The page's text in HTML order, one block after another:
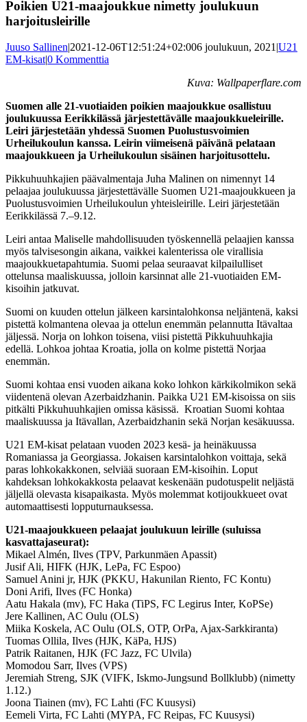
Poikien U21-maajoukkue nimetty joulukuun
harjoitusleirille
Juuso Sallinen|2021-12-06T12:51:24+02:006 joulukuun, 2021|U21
EM-kisat|0 Kommenttia
Kuva: Wallpaperflare.com
Suomen alle 21-vuotiaiden poikien maajoukkue osallistuu
joulukuussa Eerikkilässä järjestettävälle maajoukkueleirille.
Leiri järjestetään yhdessä Suomen Puolustusvoimien
Urheilukoulun kanssa. Leirin viimeisenä päivänä pelataan
maajoukkueen ja Urheilukoulun sisäinen harjoitusottelu.
Pikkuhuuhkajien päävalmentaja Juha Malinen on nimennyt 14
pelaajaa joulukuussa järjestettävälle Suomen U21-maajoukkueen ja
Puolustusvoimien Urheilukoulun yhteisleirille. Leiri järjestetään
Eerikkilässä 7.–9.12.
Leiri antaa Maliselle mahdollisuuden työskennellä pelaajien kanssa
myös talvisesongin aikana, vaikkei kalenterissa ole virallisia
maajoukkuetapahtumia. Suomi pelaa seuraavat kilpailulliset
ottelunsa maaliskuussa, jolloin karsinnat alle 21-vuotiaiden EM-
kisoihin jatkuvat.
Suomi on kuuden ottelun jälkeen karsintalohkonsa neljäntenä, kaksi
pistettä kolmantena olevaa ja ottelun enemmän pelannutta Itävaltaa
jäljessä. Norja on lohkon toisena, viisi pistettä Pikkuhuuhkajia
edellä. Lohkoa johtaa Kroatia, jolla on kolme pistettä Norjaa
enemmän.
Suomi kohtaa ensi vuoden aikana koko lohkon kärkikolmikon sekä
viidentenä olevan Azerbaidzhanin. Paikka U21 EM-kisoissa on siis
pitkälti Pikkuhuuhkajien omissa käsissä. Kroatian Suomi kohtaa
maaliskuussa ja Itävallan, Azerbaidzhanin sekä Norjan kesäkuussa.
U21 EM-kisat pelataan vuoden 2023 kesä- ja heinäkuussa
Romaniassa ja Georgiassa. Jokaisen karsintalohkon voittaja, sekä
paras lohkokakkonen, selviää suoraan EM-kisoihin. Loput
kahdeksan lohkokakkosta pelaavat keskenään pudotuspelit neljästä
jäljellä olevasta kisapaikasta. Myös molemmat kotijoukkueet ovat
automaattisesti lopputurnauksessa.
U21-maajoukkueen pelaajat joulukuun leirille (suluissa
kasvattajaseurat):
Mikael Almén, Ilves (TPV, Parkunmäen Apassit)
Jusif Ali, HIFK (HJK, LePa, FC Espoo)
Samuel Anini jr, HJK (PKKU, Hakunilan Riento, FC Kontu)
Doni Arifi, Ilves (FC Honka)
Aatu Hakala (mv), FC Haka (TiPS, FC Legirus Inter, KoPSe)
Jere Kallinen, AC Oulu (OLS)
Miika Koskela, AC Oulu (OLS, OTP, OrPa, Ajax-Sarkkiranta)
Tuomas Ollila, Ilves (HJK, KäPa, HJS)
Patrik Raitanen, HJK (FC Jazz, FC Ulvila)
Momodou Sarr, Ilves (VPS)
Jeremiah Streng, SJK (VIFK, Iskmo-Jungsund Bollklubb) (nimetty
1.12.)
Joona Tiainen (mv), FC Lahti (FC Kuusysi)
Eemeli Virta, FC Lahti (MYPA, FC Reipas, FC Kuusysi)